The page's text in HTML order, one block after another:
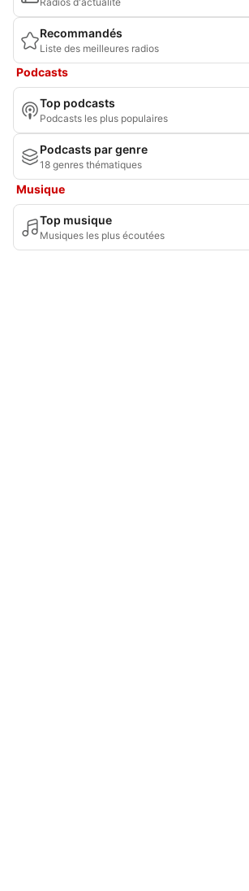
Recommandés
Liste des meilleures radios
Podcasts
Top podcasts
Podcasts les plus populaires
Podcasts par genre
18 genres thématiques
Musique
Top musique
Musiques les plus écoutées